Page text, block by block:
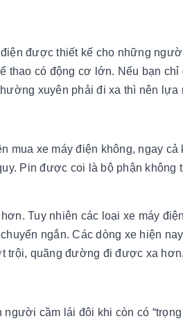
được thiết kế cho những
thao có động cơ lớn. Nếu bạn
xuyên phải đi xa thì nên
mua xe máy điện không, ngay
Pin được coi là bộ phận
Tuy nhiên các loại xe máy
ngắn. Các dòng xe hiện
trội, quãng đường đi được xa hơn.
cầm lái đôi khi còn có